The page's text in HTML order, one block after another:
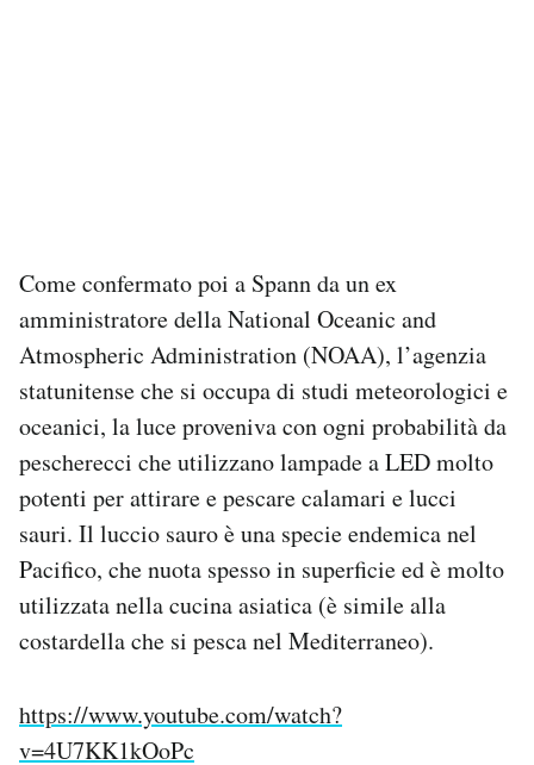
Come confermato poi a Spann da un ex
amministratore della National Oceanic and
Atmospheric Administration (NOAA), l’agenzia
statunitense che si occupa di studi meteorologici e
oceanici, la luce proveniva con ogni probabilità da
pescherecci che utilizzano lampade a LED molto
potenti per attirare e pescare calamari e lucci
sauri. Il luccio sauro è una specie endemica nel
Pacifico, che nuota spesso in superficie ed è molto
utilizzata nella cucina asiatica (è simile alla
costardella che si pesca nel Mediterraneo).
https://www.youtube.com/watch?
v=4U7KK1kOoPc